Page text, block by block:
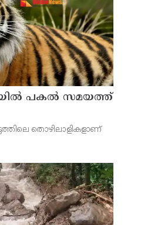
പകല്‍ സമയത്ത്
തൊഴിലാളികളാണ്